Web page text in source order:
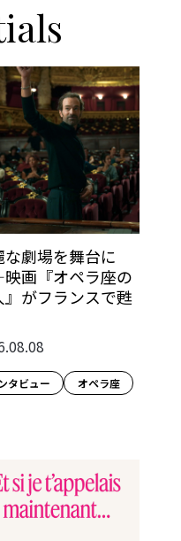
な劇場を舞台に
画『オペラ座の
』がフランスで甦
タビュー オペラ座